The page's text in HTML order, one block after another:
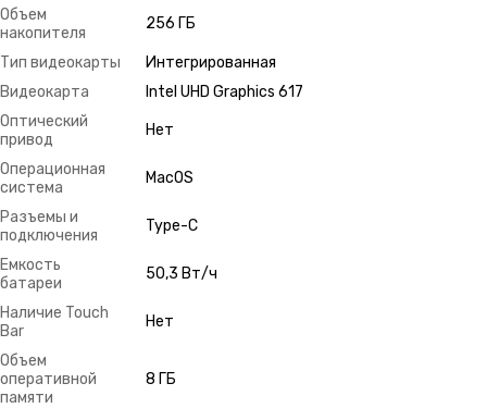
Объем
накопителя
256 ГБ
Тип видеокарты
Интегрированная
Видеокарта
Intel UHD Graphics 617
Оптический
привод
Нет
Операционная
система
MacOS
Разъемы и
подключения
Type-C
Емкость
батареи
50,3 Вт/ч
Наличие Touch
Bar
Нет
Объем
оперативной
памяти
8 ГБ